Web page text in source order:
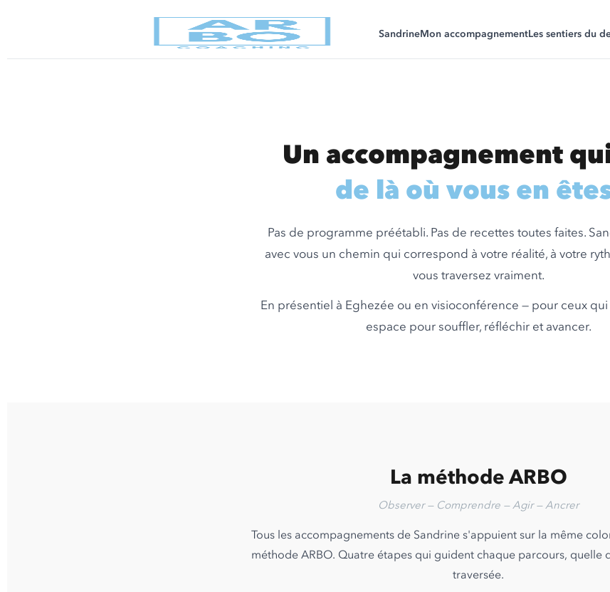
SandrineMon accompagnementLes sentiers du
Un accompagnement
de là où vous en
Pas de programme préétabli. Pas de recettes toutes faites.
avec vous un chemin qui correspond à votre réalité, à votre
vous traversez vraiment.
En présentiel à Eghezée ou en visioconférence — pour ceux
espace pour souffler, réfléchir et avancer.
La méthode ARBO
Observer — Comprendre — Agir — Ancrer
Tous les accompagnements de Sandrine s'appuient sur la même
méthode ARBO. Quatre étapes qui guident chaque parcours, quelle
traversée.